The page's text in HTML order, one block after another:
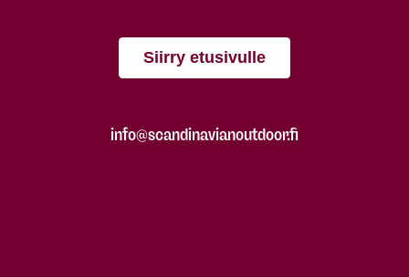
Siirry etusivulle
info@scandinavianoutdoor.fi